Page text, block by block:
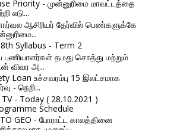
Priority - முன்னுரிமை மாவட்டத்தை
எடு...
ஆசிரியர் தேர்வில் பெண்களுக்கே
Syllabus - Term 2
பணியாளர்கள் தமது சொத்து மற்றும்
விவர அ...
Loan உச்சவரம்பு 15 இலட்சமாக
- நெறி...
TV - Today ( 28.10.2021 )
Schedule
GEO - போராட்ட காலத்தினை